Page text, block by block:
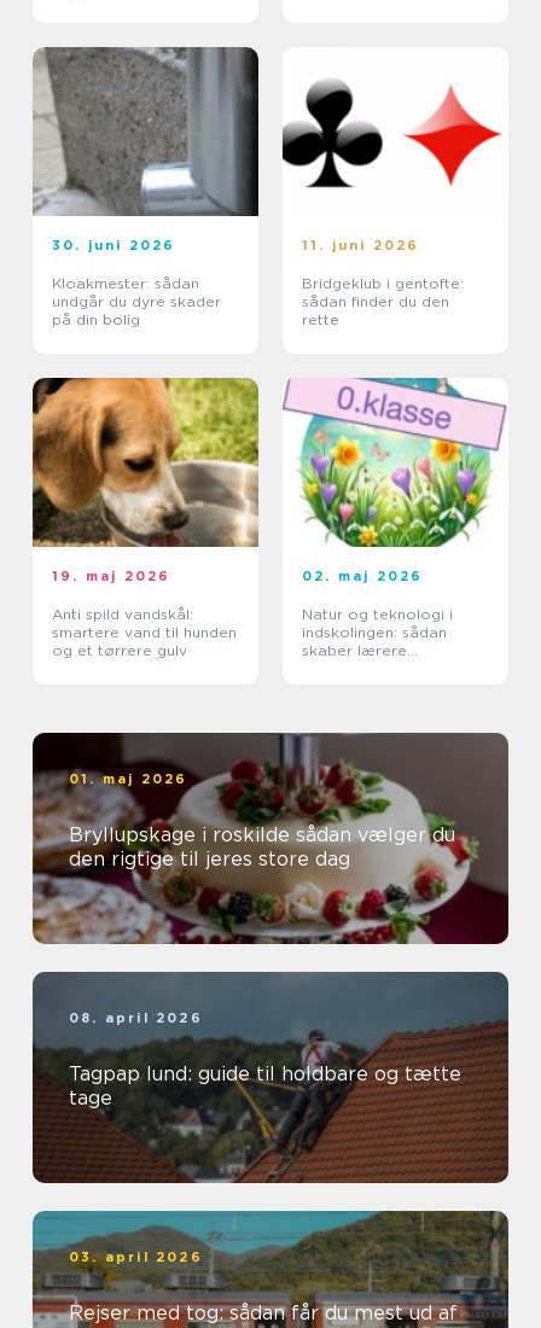
30. juni 2026
Kloakmester: sådan
undgår du dyre skader
på din bolig
11. juni 2026
Bridgeklub i gentofte:
sådan finder du den
rette
19. maj 2026
Anti spild vandskål:
smartere vand til hunden
og et tørrere gulv
02. maj 2026
Natur og teknologi i
indskolingen: sådan
skaber lærere
01. maj 2026
Bryllupskage i roskilde sådan vælger du
den rigtige til jeres store dag
08. april 2026
Tagpap lund: guide til holdbare og tætte
tage
03. april 2026
Rejser med tog: sådan får du mest ud af